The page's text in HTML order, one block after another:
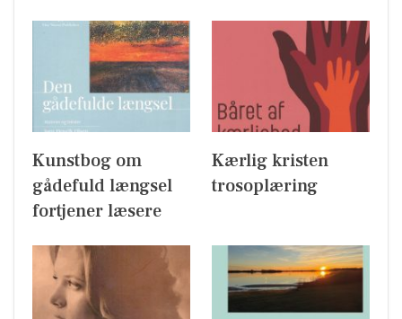
Kunstbog om
gådefuld længsel
fortjener læsere
Kærlig kristen
trosoplæring